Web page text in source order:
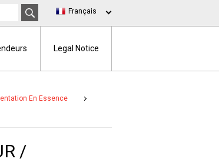
En Essence
/
Français
Legal Notice